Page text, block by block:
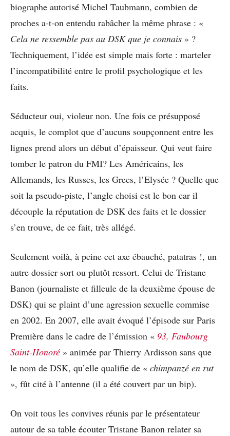
biographe autorisé Michel Taubmann, combien de
proches a-t-on entendu rabâcher la même phrase : «
Cela ne ressemble pas au DSK que je connais » ?
Techniquement, l’idée est simple mais forte : marteler
l’incompatibilité entre le profil psychologique et les
faits.
Séducteur oui, violeur non. Une fois ce présupposé
acquis, le complot que d’aucuns soupçonnent entre les
lignes prend alors un début d’épaisseur. Qui veut faire
tomber le patron du FMI? Les Américains, les
Allemands, les Russes, les Grecs, l’Elysée ? Quelle que
soit la pseudo-piste, l’angle choisi est le bon car il
découple la réputation de DSK des faits et le dossier
s’en trouve, de ce fait, très allégé.
Seulement voilà, à peine cet axe ébauché, patatras !, un
autre dossier sort ou plutôt ressort. Celui de Tristane
Banon (journaliste et filleule de la deuxième épouse de
DSK) qui se plaint d’une agression sexuelle commise
en 2002. En 2007, elle avait évoqué l’épisode sur Paris
Première dans le cadre de l’émission « 93, Faubourg
Saint-Honoré » animée par Thierry Ardisson sans que
le nom de DSK, qu’elle qualifie de « chimpanzé en rut
», fût cité à l’antenne (il a été couvert par un bip).
On voit tous les convives réunis par le présentateur
autour de sa table écouter Tristane Banon relater sa